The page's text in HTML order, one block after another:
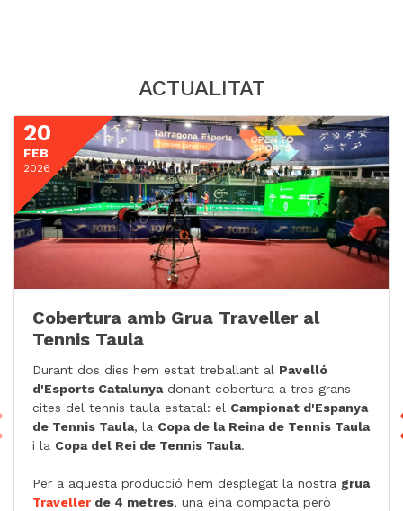
ACTUALITAT
20
FEB
2026
Cobertura amb Grua Traveller al
Tennis Taula
Durant dos dies hem estat treballant al Pavelló
d'Esports Catalunyadonant cobertura a tres grans
cites del tennis taula estatal: el Campionat d'Espanya
de Tennis Taula, la Copa de la Reina de Tennis Taula
i la Copa del Rei de Tennis Taula.
Per a aquesta producció hem desplegat la nostra grua
Traveller de 4 metres, una eina compacta però